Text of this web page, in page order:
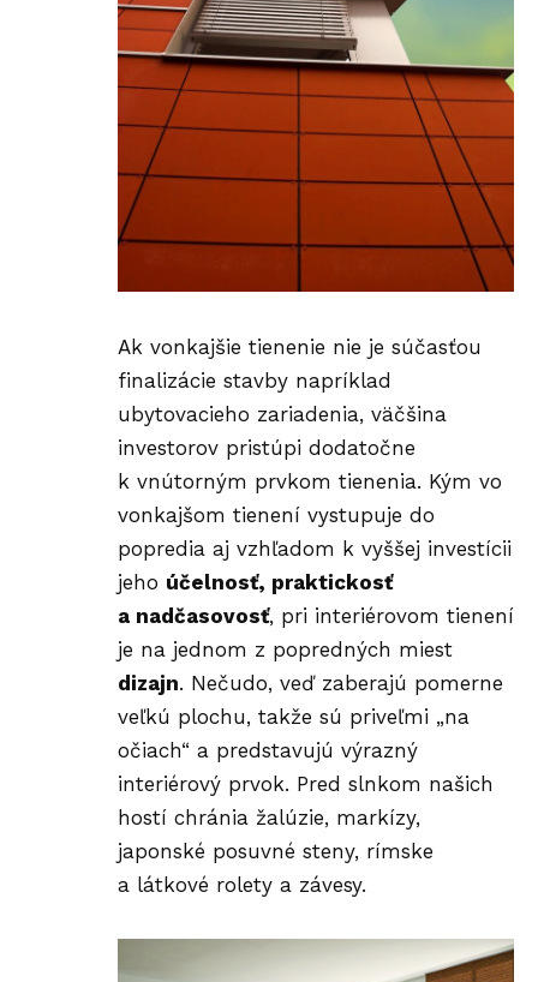
Ak vonkajšie tienenie nie je súčasťou
finalizácie stavby napríklad
ubytovacieho zariadenia, väčšina
investorov pristúpi dodatočne
k vnútorným prvkom tienenia. Kým vo
vonkajšom tienení vystupuje do
popredia aj vzhľadom k vyššej investícii
jeho účelnosť, praktickosť
a nadčasovosť, pri interiérovom tienení
je na jednom z popredných miest
dizajn. Nečudo, veď zaberajú pomerne
veľkú plochu, takže sú priveľmi „na
očiach“ a predstavujú výrazný
interiérový prvok. Pred slnkom našich
hostí chránia žalúzie, markízy,
japonské posuvné steny, rímske
a látkové rolety a závesy.